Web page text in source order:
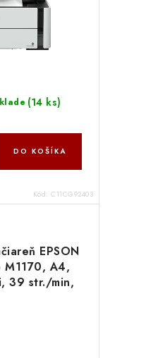
(14 ks)
DO KOŠÍKA
Kód: C11CG92403
EPSON
M1170, A4,
39 str./min,